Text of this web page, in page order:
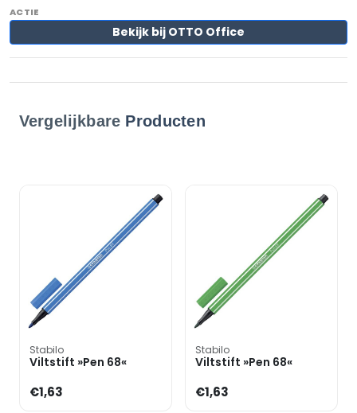
Bekijk bij OTTO Office
Vergelijkbare Producten
Stabilo
Viltstift »Pen 68«
€1,63
Stabilo
Viltstift »Pen 68«
€1,63